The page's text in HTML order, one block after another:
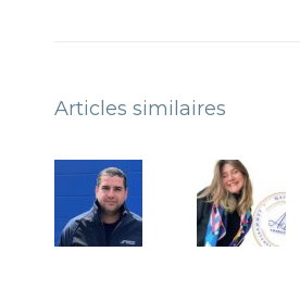
Articles similaires
Témoignage
de Baptiste
LEDUC,
dirigeant de